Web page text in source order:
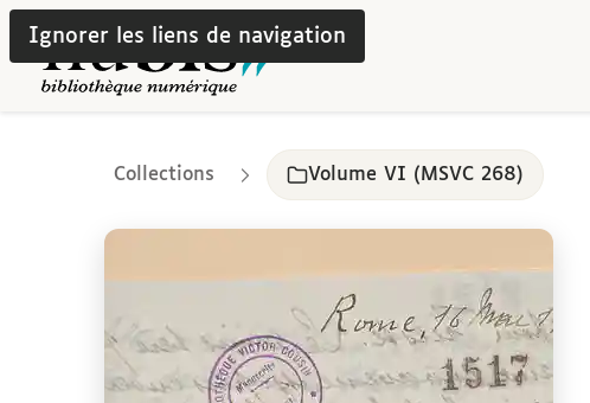
Ignorer les liens de navigation
Collections Volume VI (MSVC 268)